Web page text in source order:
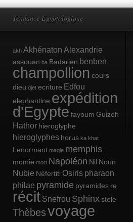
Tendance Egyptologique
akh Akhénaton Alexandrie
assouan ba Badarien benben
champollion cours
dieu djet ecriture Edfou
elephantine expédition
d'Egyptefayoum Guizeh
Hathor hieroglyphe
hieroglyphes horus ka khat
Lenormant magie memphis
momie mort Napoléon Nil Noun
Nubie Néfertiti Osiris pharaon
philae pyramide pyramides re
récit Snefrou Sphinxstele
Thèbesvoyage